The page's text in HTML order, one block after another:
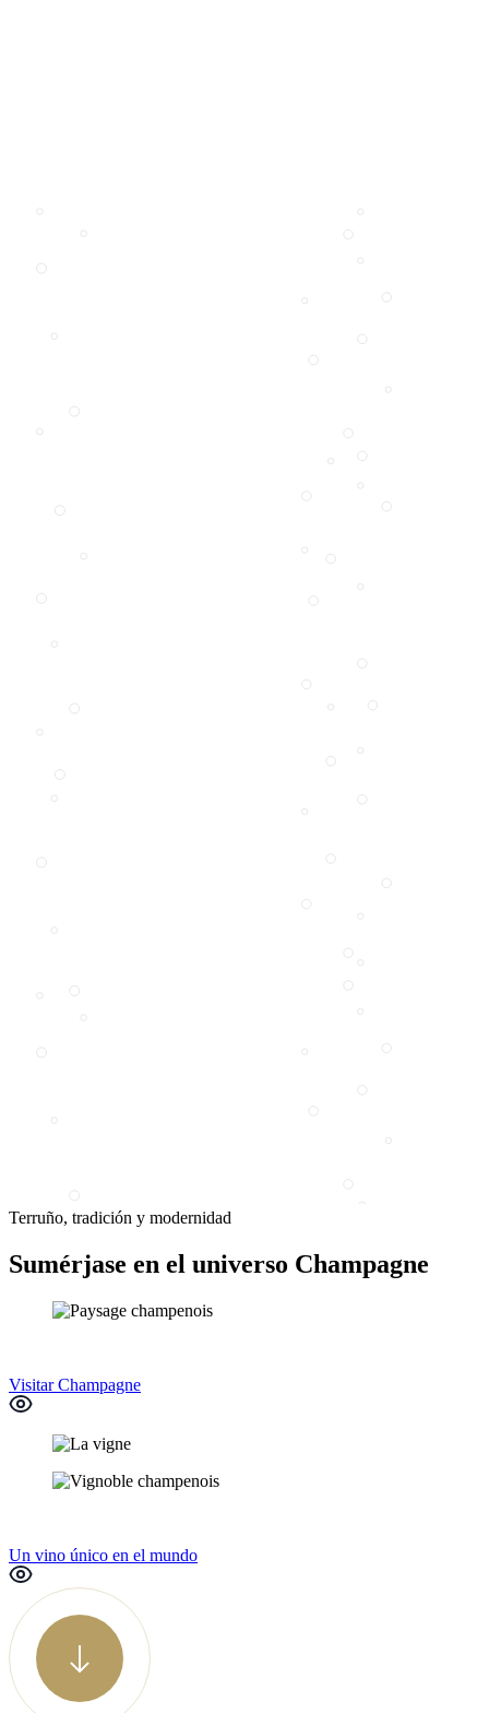
Terruño, tradición y modernidad
Sumérjase en el universo Champagne
Visitar Champagne
Un vino único en el mundo